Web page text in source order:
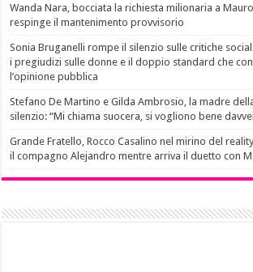
Wanda Nara, bocciata la richiesta milionaria a
respinge il mantenimento provvisorio
Sonia Bruganelli rompe il silenzio sulle critiche
i pregiudizi sulle donne e il doppio standard che
l’opinione pubblica
Stefano De Martino e Gilda Ambrosio, la madre
silenzio: “Mi chiama suocera, si vogliono bene
Grande Fratello, Rocco Casalino nel mirino del
il compagno Alejandro mentre arriva il duetto con